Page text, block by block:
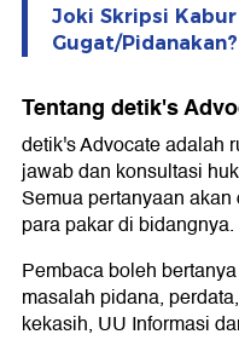
Joki Skripsi Kabur
Gugat/Pidanakan?
Tentang detik's
detik's Advocate adalah
jawab dan konsultasi
Semua pertanyaan
para pakar di bidangnya.
Pembaca boleh
masalah pidana,
kekasih, UU Informasi